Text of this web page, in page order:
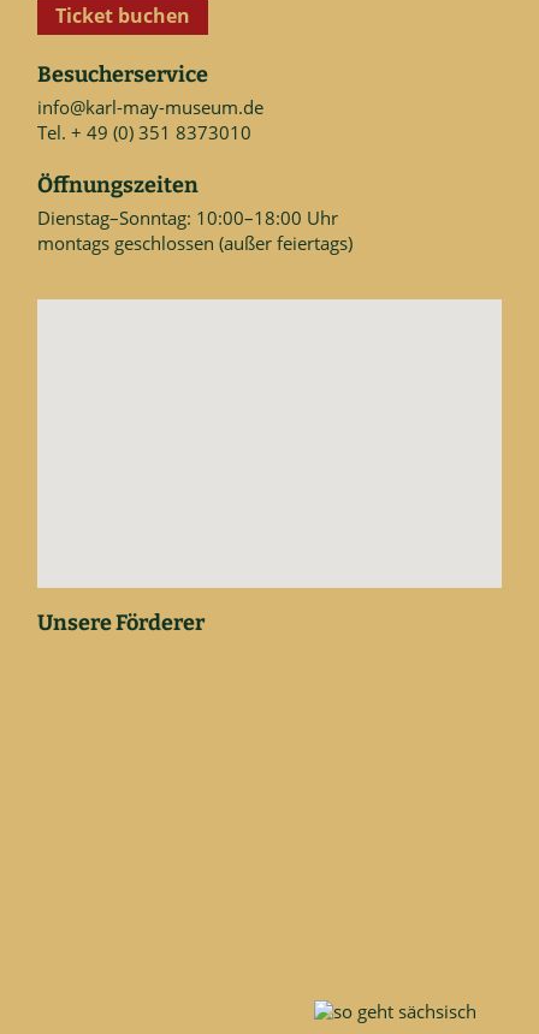
Ticket buchen
Besucherservice
info@karl-may-museum.de
Tel. + 49 (0) 351 8373010
Öffnungszeiten
Dienstag–Sonntag: 10:00–18:00 Uhr
montags geschlossen (außer feiertags)
Unsere Förderer